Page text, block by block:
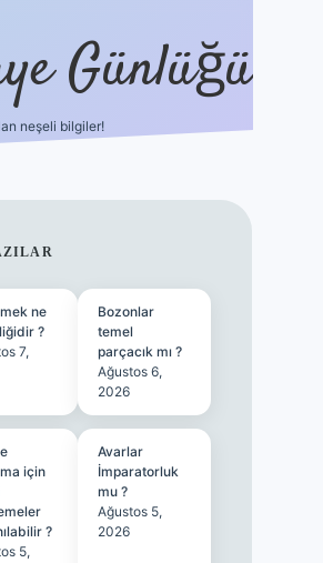
Günlüğü
neşeli bilgiler!
ne
?
7,
Bozonlar
temel
parçacık mı ?
Ağustos 6,
2026
için
?
5,
Avarlar
İmparatorluk
mu ?
Ağustos 5,
2026
betexper güvenilir mi